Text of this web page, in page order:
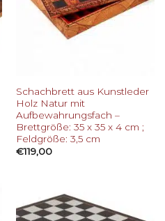
Schachbrett aus Kunstleder
Holz Natur mit
Aufbewahrungsfach –
Brettgröße: 35 x 35 x 4 cm ;
Feldgröße: 3,5 cm
€119,00